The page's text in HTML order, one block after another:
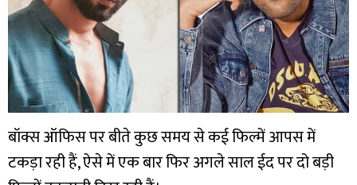
बॉक्स ऑफिस पर बीते कुछ समय से कई फिल्में आपस में
टकड़ा रही हैं, ऐसे में एक बार फिर अगले साल ईद पर दो बड़ी